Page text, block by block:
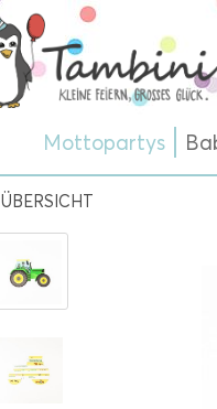
Mottopartys
ÜBERSICHT